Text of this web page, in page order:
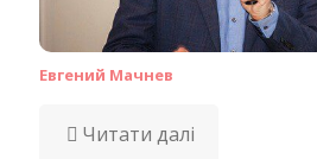
Евгений Мачнев
Читати далі